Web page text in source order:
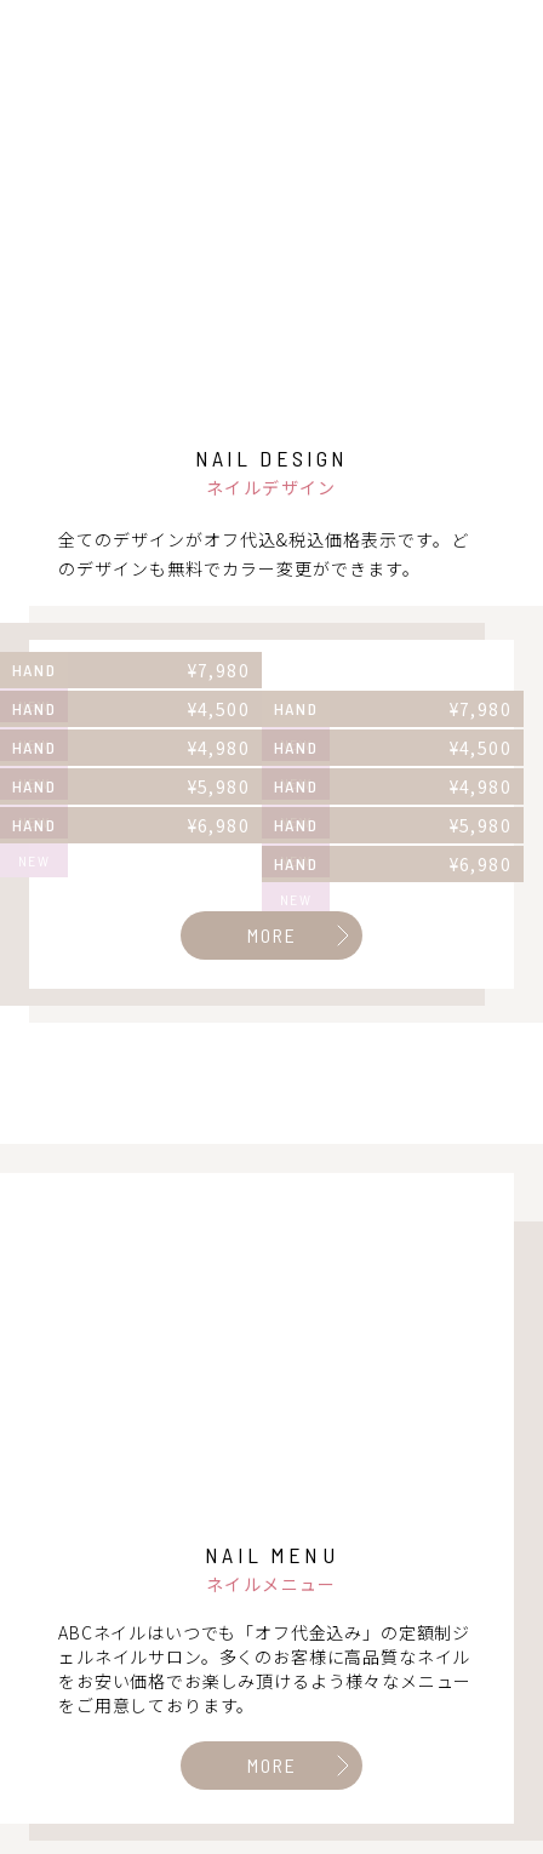
NAIL DESIGN
ネイルデザイン
全てのデザインがオフ代込&税込価格表示です。
ど
のデザインも無料でカラー変更ができます。
NEW
HAND ¥7,980
NEW
HAND ¥7,980
NEW
HAND ¥4,500
NEW
HAND ¥4,500
NEW
HAND ¥4,980
NEW
HAND ¥4,980
NEW
HAND ¥5,980
NEW
HAND ¥5,980
NEW
HAND ¥6,980
NEW
HAND ¥6,980
MORE
NAIL MENU
ネイルメニュー
ABCネイルはいつでも「オフ代金込み」の定額制ジ
ェルネイルサロン。多くのお客様に高品質なネイル
をお安い価格でお楽しみ頂けるよう様々なメニュー
をご用意しております。
MORE